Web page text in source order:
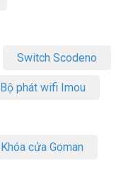
Switch Scodeno
Bộ phát wifi Imou
Khóa cửa Goman